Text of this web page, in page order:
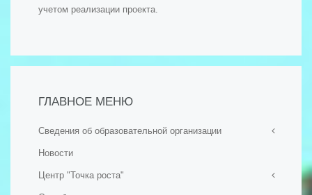
учетом реализации проекта.
ГЛАВНОЕ МЕНЮ
Сведения об образовательной организации
- Основные сведения
- Структура и органы управления образовательной
Новости
Центр "Точка роста"